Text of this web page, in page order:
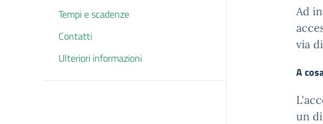
Tempi e scadenze
Contatti
Ulteriori informazioni
Ad
via
A
un